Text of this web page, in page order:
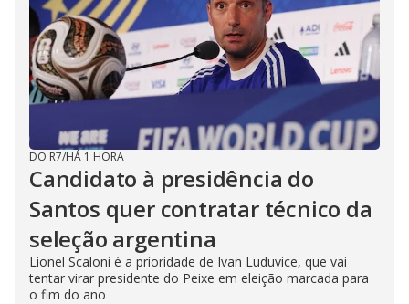
DO R7/HÁ 1 HORA
Candidato à presidência do
Santos quer contratar técnico da
seleção argentina
Lionel Scaloni é a prioridade de Ivan Luduvice, que vai
tentar virar presidente do Peixe em eleição marcada para
o fim do ano